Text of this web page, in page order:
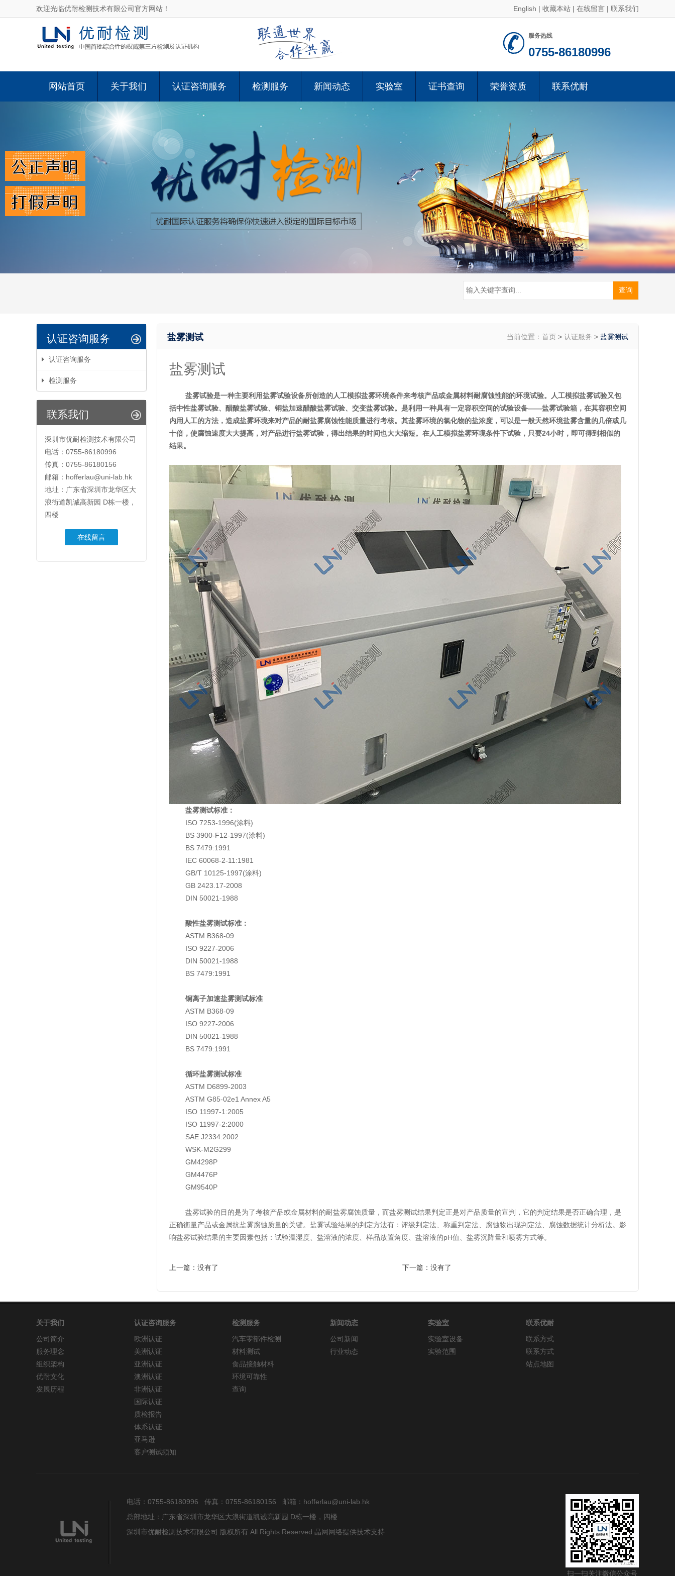
欢迎光临优耐检测技术有限公司官方网站！ English | 收藏本站 | 在线留言 | 联系我们
服务热线
0755-86180996
网站首页 关于我们 认证咨询服务 检测服务 新闻动态 实验室 证书查询 荣誉资质 联系优耐
认证咨询服务
认证咨询服务
检测服务
联系我们
深圳市优耐检测技术有限公司
电话：0755-86180996
传真：0755-86180156
邮箱：hofferlau@uni-lab.hk
地址：广东省深圳市龙华区大
浪街道凯诚高新园 D栋一楼，
四楼
在线留言
盐雾测试 当前位置： 首页 > 认证服务 > 盐雾测试
盐雾测试
盐雾试验是一种主要利用盐雾试验设备所创造的人工模拟盐雾环境条件来考核产品或金属材料耐腐蚀性能的环境试验。人工模拟盐雾试验又包
括中性盐雾试验、醋酸盐雾试验、铜盐加速醋酸盐雾试验、交变盐雾试验。是利用一种具有一定容积空间的试验设备——盐雾试验箱，在其容积空间
内用人工的方法，造成盐雾环境来对产品的耐盐雾腐蚀性能质量进行考核。其盐雾环境的氯化物的盐浓度，可以是一般天然环境盐雾含量的几倍或几
十倍，使腐蚀速度大大提高，对产品进行盐雾试验，得出结果的时间也大大缩短。在人工模拟盐雾环境条件下试验，只要24小时，即可得到相似的
结果。
盐雾测试标准：
ISO 7253-1996(涂料)
BS 3900-F12-1997(涂料)
BS 7479:1991
IEC 60068-2-11:1981
GB/T 10125-1997(涂料)
GB 2423.17-2008
DIN 50021-1988
酸性盐雾测试标准：
ASTM B368-09
ISO 9227-2006
DIN 50021-1988
BS 7479:1991
铜离子加速盐雾测试标准
ASTM B368-09
ISO 9227-2006
DIN 50021-1988
BS 7479:1991
循环盐雾测试标准
ASTM D6899-2003
ASTM G85-02e1 Annex A5
ISO 11997-1:2005
ISO 11997-2:2000
SAE J2334:2002
WSK-M2G299
GM4298P
GM4476P
GM9540P
盐雾试验的目的是为了考核产品或金属材料的耐盐雾腐蚀质量，而盐雾测试结果判定正是对产品质量的宣判，它的判定结果是否正确合理，是
正确衡量产品或金属抗盐雾腐蚀质量的关键。盐雾试验结果的判定方法有：评级判定法、称重判定法、腐蚀物出现判定法、腐蚀数据统计分析法。影
响盐雾试验结果的主要因素包括：试验温湿度、盐溶液的浓度、样品放置角度、盐溶液的pH值、盐雾沉降量和喷雾方式等。
上一篇：没有了 下一篇：没有了
关于我们
公司简介
服务理念
组织架构
优耐文化
发展历程
认证咨询服务
欧洲认证
美洲认证
亚洲认证
澳洲认证
非洲认证
国际认证
质检报告
体系认证
亚马逊
客户测试须知
检测服务
汽车零部件检测
材料测试
食品接触材料
环境可靠性
查询
新闻动态
公司新闻
行业动态
实验室
实验室设备
实验范围
联系优耐
联系方式
联系方式
站点地图
电话：0755-86180996 传真：0755-86180156 邮箱：hofferlau@uni-lab.hk
总部地址：广东省深圳市龙华区大浪街道凯诚高新园 D栋一楼，四楼
深圳市优耐检测技术有限公司 版权所有 All Rights Reserved 晶网网络提供技术支持
扫一扫关注微信公众号